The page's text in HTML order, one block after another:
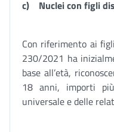
c) Nuclei con figli
Con riferimento ai
230/2021 ha
base all’età,
18 anni, importi
universale e delle